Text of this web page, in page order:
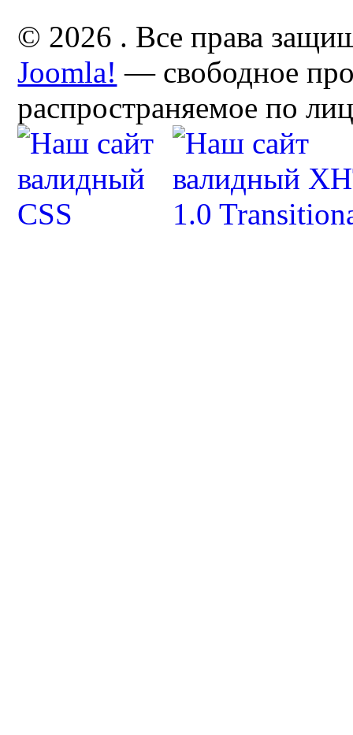
© 2026 . Все права
Joomla! — свободное
распространяемое по